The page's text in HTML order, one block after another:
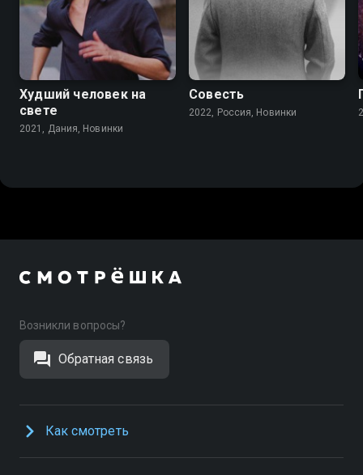
Худший человек на
свете
2021, Дания, Новинки
Совесть
2022, Россия, Новинки
Возникли вопросы?
Обратная связь
Как смотреть